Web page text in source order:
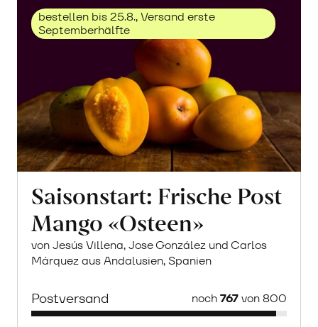
bestellen bis 25.8., Versand erste
Septemberhälfte
Saisonstart: Frische Post
Mango «Osteen»
von Jesús Villena, Jose González und Carlos
Márquez aus Andalusien, Spanien
Postversand noch767von 800